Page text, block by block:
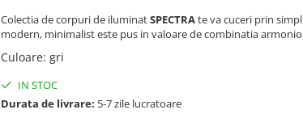
Colectia de corpuri de iluminatSPECTRAte va cuceri prin
modern, minimalist este pus in valoare de combinatia
Culoare: gri
IN STOC
Durata de livrare: 5-7 zile lucratoare